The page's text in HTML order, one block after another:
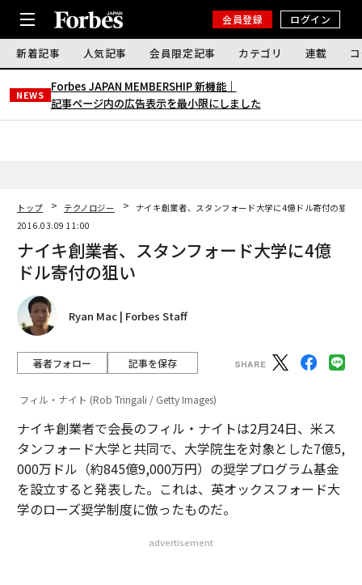
会員登録 ログイン
新着記事 人気記事 会員限定記事 カテゴリ 連載
NEWS
Forbes JAPAN MEMBERSHIP 新機能｜
記事ページ内の広告表示を最小限にしました
トップ テクノロジー
ナイキ創業者、スタンフォード大学に4億ドル寄付の狙い
2016.03.09 11:00
ナイキ創業者、スタンフォード大学に4億
ドル寄付の狙い
Ryan Mac | Forbes Staff
著者フォロー 記事を保存
フィル・ナイト (Rob Tringali / Getty Images)
ナイキ創業者で会長のフィル・ナイトは2月24日、米ス
タンフォード大学と共同で、大学院生を対象とした7億5,
000万ドル（約845億9,000万円）の奨学プログラム基金
を設立すると発表した。これは、英オックスフォード大
学のローズ奨学制度に倣ったものだ。
advertisement